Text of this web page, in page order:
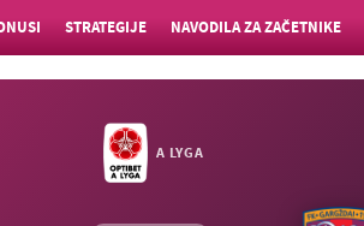
STRATEGIJE NAVODILA ZA ZAČETNIKE
A LYGA